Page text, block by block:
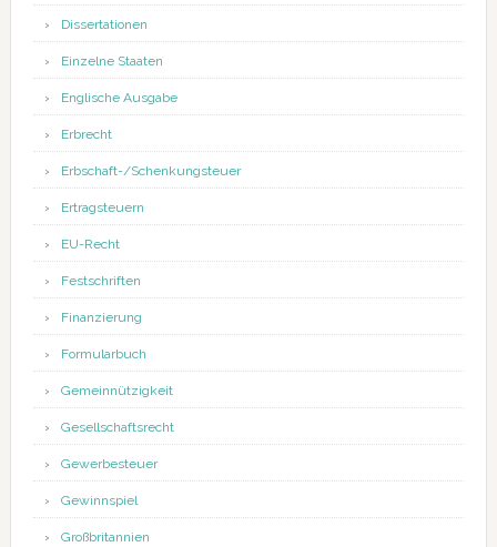
Dissertationen
Einzelne Staaten
Englische Ausgabe
Erbrecht
Erbschaft-/Schenkungsteuer
Ertragsteuern
EU-Recht
Festschriften
Finanzierung
Formularbuch
Gemeinnützigkeit
Gesellschaftsrecht
Gewerbesteuer
Gewinnspiel
Großbritannien